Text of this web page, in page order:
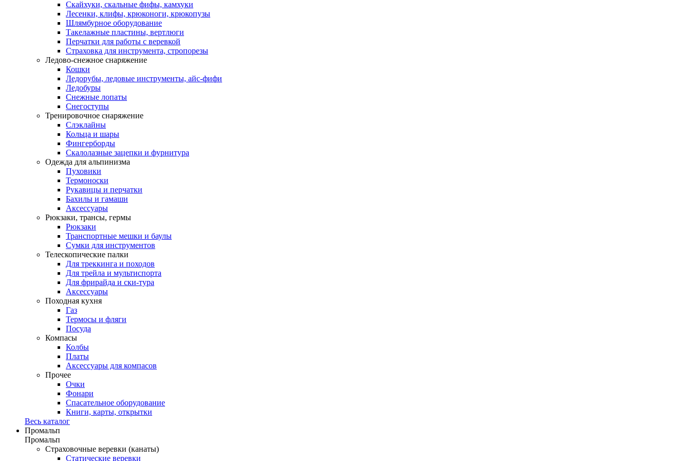
Скайхуки, скальные фифы, камхуки
Лесенки, клифы, крюконоги, крюкопузы
Шлямбурное оборудование
Такелажные пластины, вертлюги
Перчатки для работы с веревкой
Страховка для инструмента, стропорезы
Ледово-снежное снаряжение
Кошки
Ледорубы, ледовые инструменты, айс-фифи
Ледобуры
Снежные лопаты
Снегоступы
Тренировочное снаряжение
Слэклайны
Кольца и шары
Фингерборды
Скалолазные зацепки и фурнитура
Одежда для альпинизма
Пуховики
Термоноски
Рукавицы и перчатки
Бахилы и гамаши
Аксессуары
Рюкзаки, трансы, гермы
Рюкзаки
Транспортные мешки и баулы
Сумки для инструментов
Телескопические палки
Для треккинга и походов
Для трейла и мультиспорта
Для фрирайда и ски-тура
Аксессуары
Походная кухня
Газ
Термосы и фляги
Посуда
Компасы
Колбы
Платы
Аксессуары для компасов
Прочее
Очки
Фонари
Спасательное оборудование
Книги, карты, открытки
Весь каталог
Промальп
Промальп
Страховочные веревки (канаты)
Статические веревки